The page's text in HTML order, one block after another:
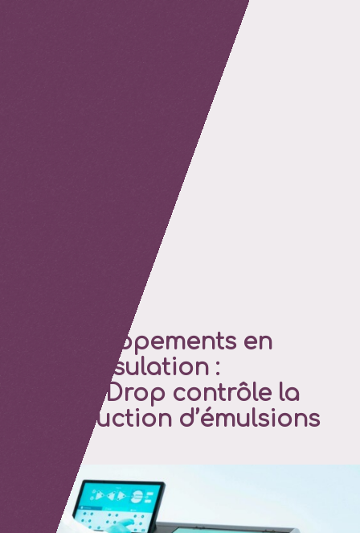
Développements en
encapsulation :
l’InstaDrop contrôle la
production d’émulsions